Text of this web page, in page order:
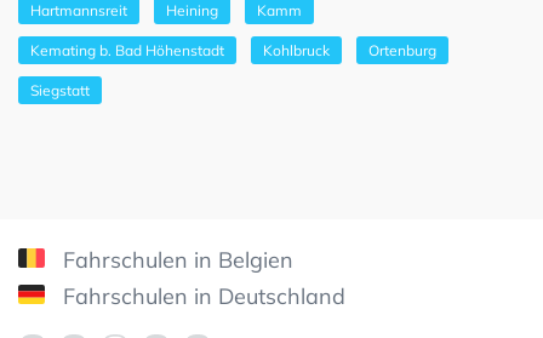
Hartmannsreit Heining Kamm
Kemating b. Bad Höhenstadt Kohlbruck Ortenburg
Siegstatt
Fahrschulen in Belgien
Fahrschulen in Deutschland